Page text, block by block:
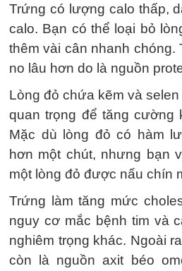
Trứng có lượng calo thấp,
calo. Bạn có thể loại bỏ
thêm vài cân nhanh chóng.
no lâu hơn do là nguồn
Lòng đỏ chứa kẽm và
quan trọng để tăng cường
Mặc dù lòng đỏ có hàm
hơn một chút, nhưng bạn
một lòng đỏ được nấu chín
Trứng làm tăng mức
nguy cơ mắc bệnh tim và
nghiêm trọng khác. Ngoài
còn là nguồn axit béo